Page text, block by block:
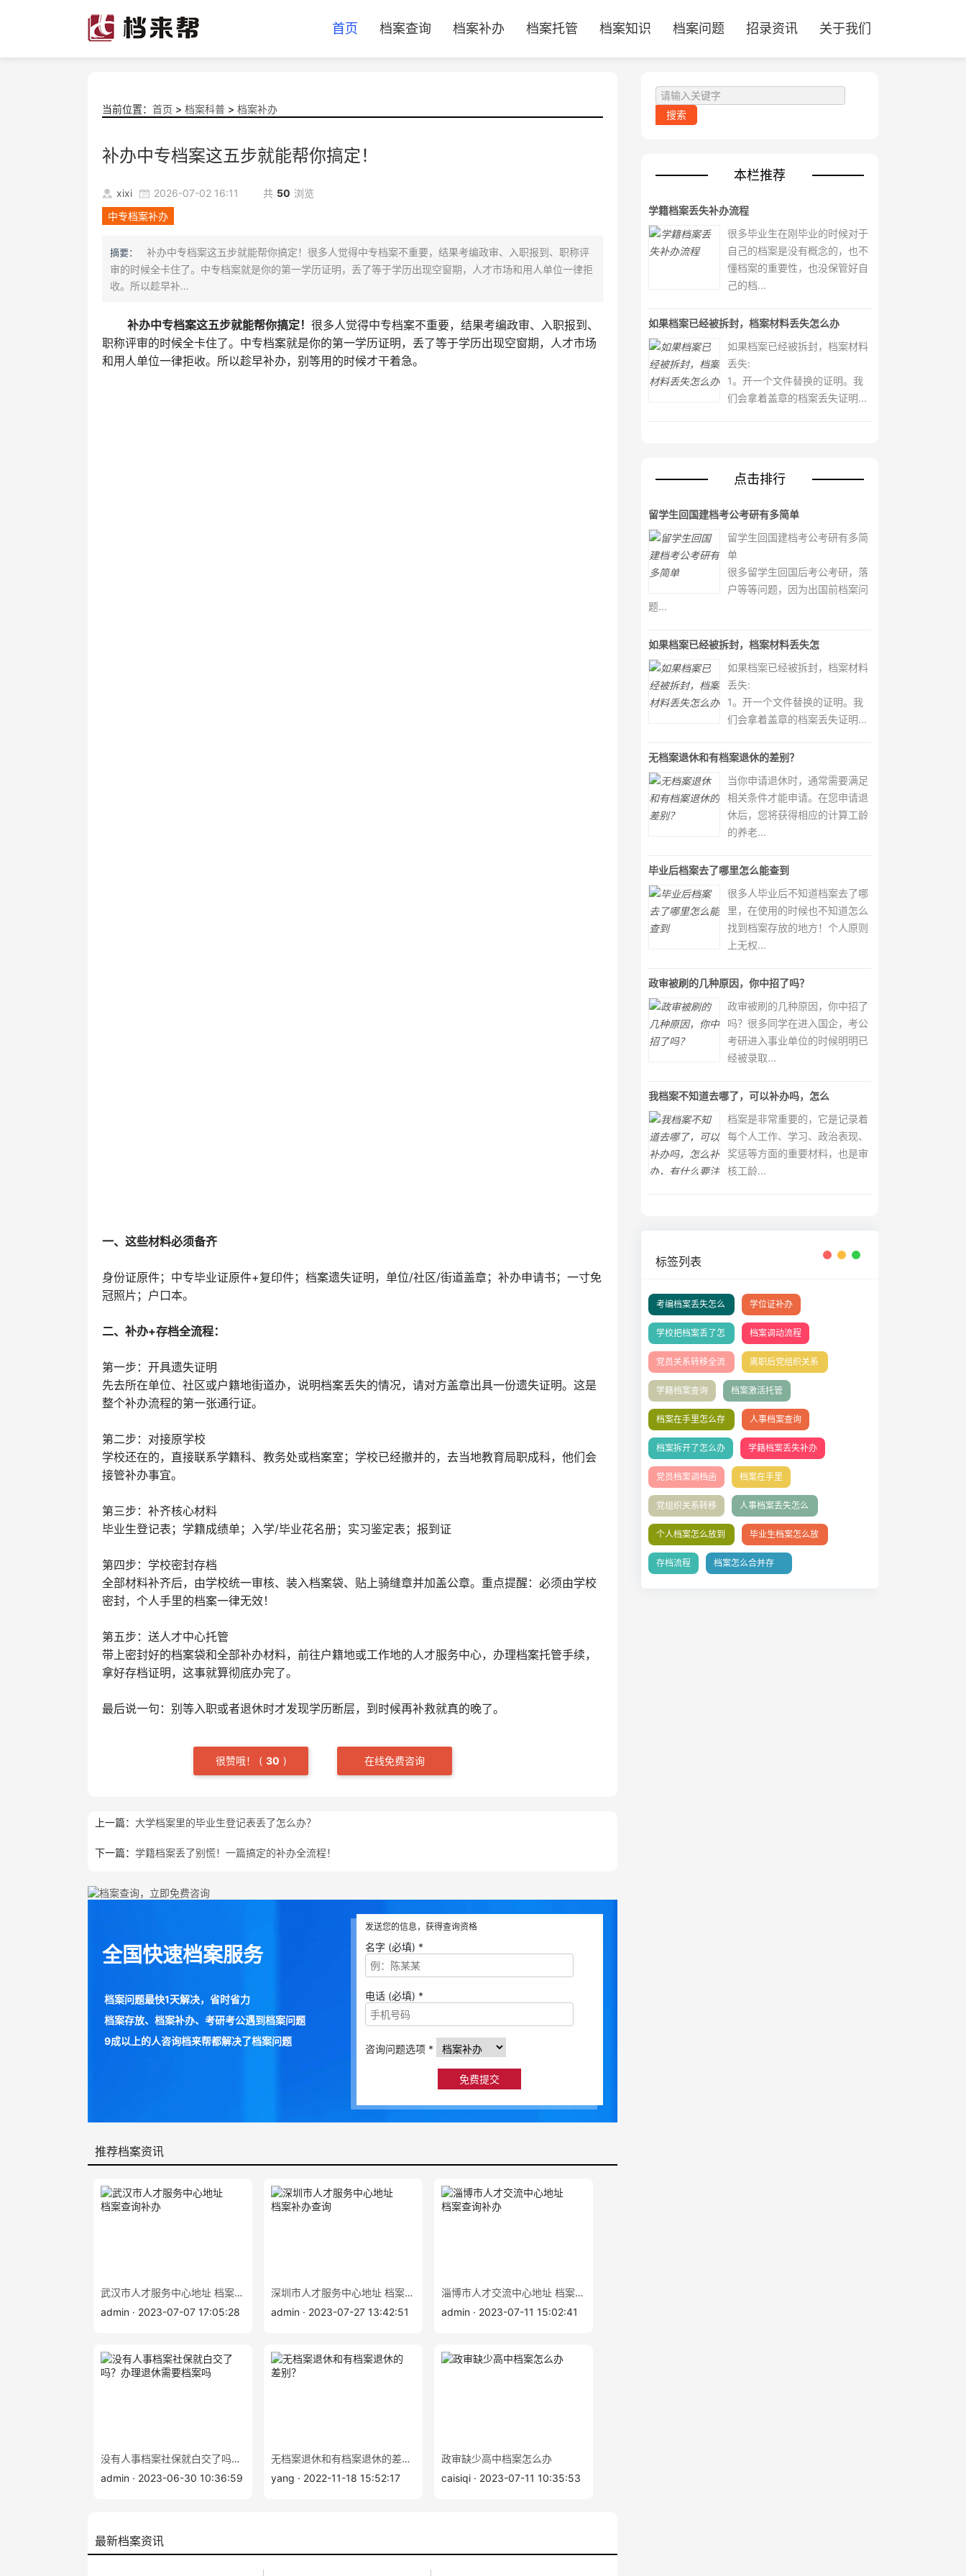
首页 档案查询 档案补办 档案托管 档案知识 档案问题 招录资讯 关于我们
当前位置： 首页 > 档案科普 > 档案补办
补办中专档案这五步就能帮你搞定！
xixi 2026-07-02 16:11 共 50 浏览
中专档案补办
摘要：
补办中专档案这五步就能帮你搞定！很多人觉得中专档案不重要，结果考编政审、入职报到、职称评
审的时候全卡住了。中专档案就是你的第一学历证明，丢了等于学历出现空窗期‌，人才市场和用人单位一律拒
收。所以趁早补...
补办中专档案这五步就能帮你搞定！ 很多人觉得中专档案不重要，结果考编政审、入职报到、
职称评审的时候全卡住了。‌中专档案就是你的第一学历证明，丢了等于学历出现空窗期‌，人才市场
和用人单位一律拒收。所以趁早补办，别等用的时候才干着急。
一、这些材料必须备齐
身份证原件；中专毕业证原件+复印件；档案遗失证明，单位/社区/街道盖章；补办申请书；一寸免
冠照片；户口本。
二、补办+存档全流程：
第一步：开具遗失证明‌
先去所在单位、社区或户籍地街道办，说明档案丢失的情况，请对方盖章出具一份遗失证明。这是
整个补办流程的‌第一张通行证‌。
第二步：对接原学校‌
学校还在的，直接联系学籍科、教务处或档案室；学校已经撤并的，去当地教育局职成科，他们会
接管补办事宜。
第三步：补齐核心材料
毕业生登记表；学籍成绩单；入学/毕业花名册；实习鉴定表；报到证
第四步：学校密封存档‌
全部材料补齐后，由学校统一审核、装入档案袋、贴上骑缝章并加盖公章。重点提醒：必须由学校
密封，个人手里的档案一律无效！‌
第五步：送人才中心托管‌
带上密封好的档案袋和全部补办材料，前往户籍地或工作地的人才服务中心，办理档案托管手续，
拿好存档证明，这事就算彻底办完了。
最后说一句：别等入职或者退休时才发现学历断层，到时候再补救就真的晚了。‌
很赞哦！ ( 30 ) 在线免费咨询
上一篇： 大学档案里的毕业生登记表丢了怎么办？
下一篇： 学籍档案丢了别慌！一篇搞定的补办全流程！
全国快速档案服务
档案问题最快1天解决，省时省力
档案存放、档案补办、考研考公遇到档案问题
9成以上的人咨询档来帮都解决了档案问题
发送您的信息，获得查询资格
名字 (必填) *
电话 (必填) *
咨询问题选项 *
推荐档案资讯
武汉市人才服务中心地址 档案查询补办
admin · 2023-07-07 17:05:28
深圳市人才服务中心地址 档案补办查询
admin · 2023-07-27 13:42:51
淄博市人才交流中心地址 档案查询补办
admin · 2023-07-11 15:02:41
没有人事档案社保就白交了吗？办理退休需要档案吗
admin · 2023-06-30 10:36:59
无档案退休和有档案退休的差别？
yang · 2022-11-18 15:52:17
政审缺少高中档案怎么办
caisiqi · 2023-07-11 10:35:53
最新档案资讯
本栏推荐
学籍档案丢失补办流程
很多毕业生在刚毕业的时候对于
自己的档案是没有概念的，也不
懂档案的重要性，也没保管好自
己的档...
如果档案已经被拆封，档案材料丢失怎么办
如果档案已经被拆封，档案材料
丢失:
1。开一个文件替换的证明。我
们会拿着盖章的档案丢失证明...
点击排行
留学生回国建档考公考研有多简单
留学生回国建档考公考研有多简
单
很多留学生回国后考公考研，落
户等等问题，因为出国前档案问
题...
如果档案已经被拆封，档案材料丢失怎
如果档案已经被拆封，档案材料
丢失:
1。开一个文件替换的证明。我
们会拿着盖章的档案丢失证明...
无档案退休和有档案退休的差别？
当你申请退休时，通常需要满足
相关条件才能申请。在您申请退
休后，您将获得相应的计算工龄
的养老...
毕业后档案去了哪里怎么能查到
很多人毕业后不知道档案去了哪
里，在使用的时候也不知道怎么
找到档案存放的地方！个人原则
上无权...
政审被刷的几种原因，你中招了吗？
政审被刷的几种原因，你中招了
吗？很多同学在进入国企，考公
考研进入事业单位的时候明明已
经被录取...
我档案不知道去哪了，可以补办吗，怎么
档案是非常重要的，它是记录着
每个人工作、学习、政治表现、
奖惩等方面的重要材料，也是审
核工龄...
标签列表
考编档案丢失怎么
办
学位证补办
学校把档案丢了怎
么办理
档案调动流程
党员关系转移全流
程
离职后党组织关系
处理全攻略
学籍档案查询
档案激活托管
档案在手里怎么存
档？
人事档案查询
档案拆开了怎么办 学籍档案丢失补办
党员档案调档函 档案在手里
党组织关系转移
人事档案丢失怎么
补办
个人档案怎么放到
人社局？
毕业生档案怎么放
到人才市场
存档流程
档案怎么合并存